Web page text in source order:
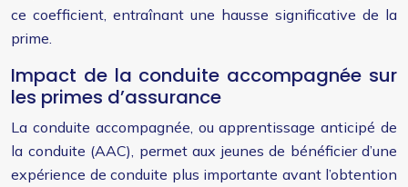
ce coefficient, entraînant une hausse significative de la
prime.
Impact de la conduite accompagnée sur
les primes d’assurance
La conduite accompagnée, ou apprentissage anticipé de
la conduite (AAC), permet aux jeunes de bénéficier d’une
expérience de conduite plus importante avant l’obtention